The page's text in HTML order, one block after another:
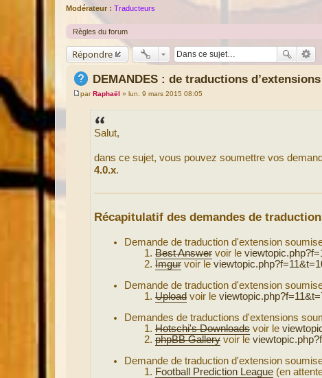
Modérateur : Traducteurs
Règles du forum
Répondre
DEMANDES : de traductions
M
parRaphaël » lun. 9 mars 2015 08:05
Salut,
dans ce sujet, vous pouvez soumettre vos
4.0.x.
Récapitulatif des demandes de
Demande de traduction d'extension
Best Answervoir le
Imgurvoir le
Demande de traduction d'extension
Uploadvoir le
Demandes de traductions d'extensions
Hotschi's Downloadsvoir le
phpBB Galleryvoir le
Demande de traduction d'extension
Football Prediction League(en